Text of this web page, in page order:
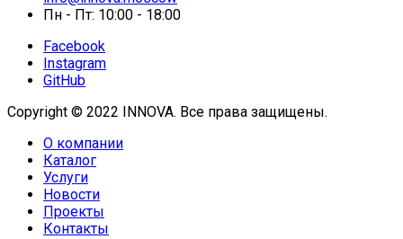
Пн - Пт: 10:00 - 18:00
Facebook
Instagram
GitHub
Copyright © 2022 INNOVA. Все права защищены.
О компании
Каталог
Услуги
Новости
Проекты
Контакты